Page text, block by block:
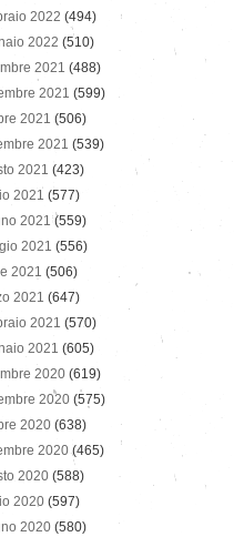
2022 (494)
2022 (510)
2021 (488)
2021 (599)
2021 (506)
2021 (539)
2021 (423)
2021 (577)
2021(559)
2021 (556)
2021 (506)
2021 (647)
2021 (570)
2021 (605)
2020 (619)
2020 (575)
2020 (638)
2020(465)
2020 (588)
2020 (597)
2020 (580)